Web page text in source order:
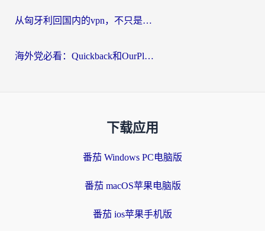
从匈牙利回国内的vpn，不只是为了刷剧那么简单
海外党必看：Quickback和OurPlay好用吗？3分钟选对回国加速器，无缝刷剧玩游戏
下载应用
番茄 Windows PC电脑版
番茄 macOS苹果电脑版
番茄 ios苹果手机版